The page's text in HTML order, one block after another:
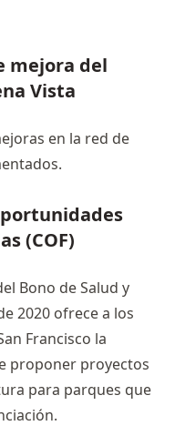
mejora del
Vista
en la red de
(COF)
Bono de Salud y
2020 ofrece a los
Francisco la
proponer proyectos
para parques que